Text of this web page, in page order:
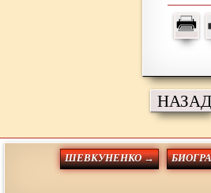
НАЗАД
ШЕВКУНЕНКО →